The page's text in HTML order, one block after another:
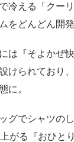
冷える「クー
をどんどん開
は『そよかぜ
けられており
に。
グでシャツの
がる『おひと